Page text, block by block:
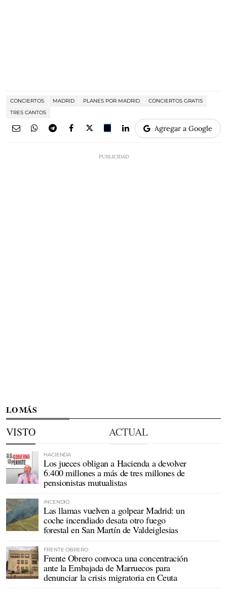
CONCIERTOS MADRID PLANES POR MADRID
CONCIERTOS GRATIS
TRES CANTOS
Agregar a Google
LO MÁS
VISTO ACTUAL
HACIENDA
Los jueces obligan a Hacienda a devolver
6.400 millones a más de tres millones de
pensionistas mutualistas
INCENDIO
Las llamas vuelven a golpear Madrid: un
coche incendiado desata otro fuego
forestal en San Martín de Valdeiglesias
FRENTE OBRERO
Frente Obrero convoca una concentración
ante la Embajada de Marruecos para
denunciar la crisis migratoria en Ceuta